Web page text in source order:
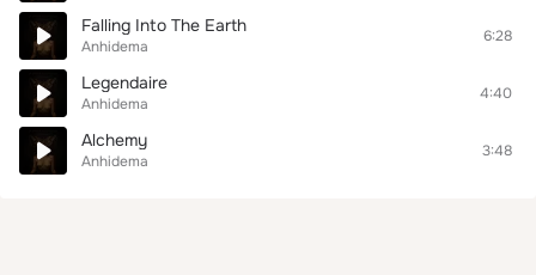
Falling Into The Earth
Anhidema
6:28
Legendaire
Anhidema
4:40
Alchemy
Anhidema
3:48